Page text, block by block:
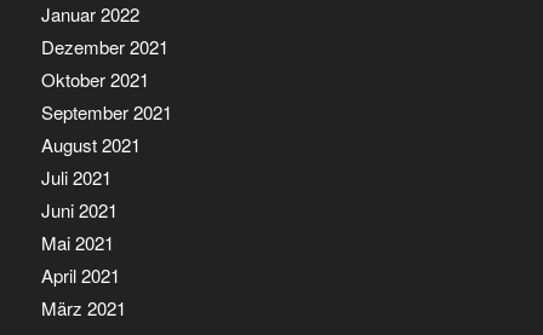
Januar 2022
Dezember 2021
Oktober 2021
September 2021
August 2021
Juli 2021
Juni 2021
Mai 2021
April 2021
März 2021